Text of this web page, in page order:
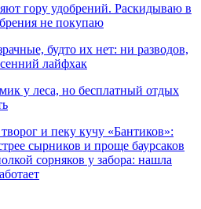
гору удобрений. Раскидываю в
не покупаю
будто их нет: ни разводов,
лайфхак
у леса, но бесплатный отдых
и пеку кучу «Бантиков»:
сырников и проще баурсаков
сорняков у забора: нашла